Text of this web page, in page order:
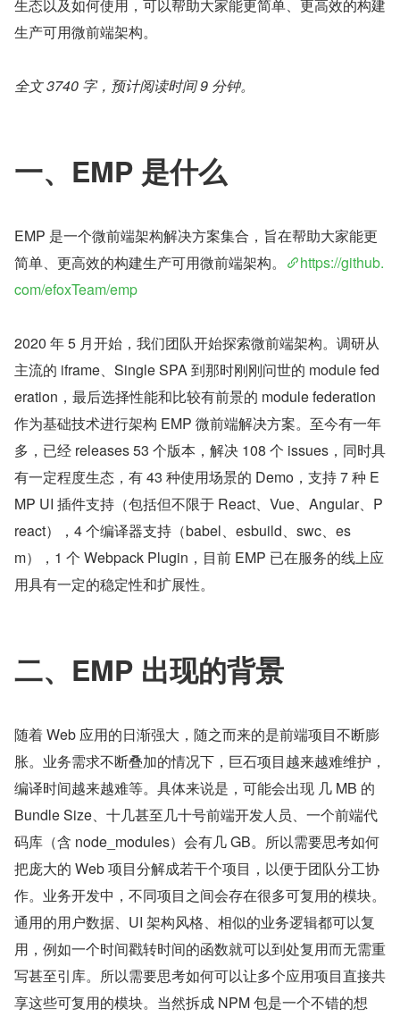
生态以及如何使用，可以帮助大家能更简单、更高效的构建
生产可用微前端架构。
全文 3740 字，预计阅读时间 9 分钟。
一、EMP 是什么
EMP 是一个微前端架构解决方案集合，旨在帮助大家能更
简单、更高效的构建生产可用微前端架构。
https://github.
com/efoxTeam/emp
2020 年 5 月开始，我们团队开始探索微前端架构。调研从
主流的 iframe、Single SPA 到那时刚刚问世的 module fed
eration，最后选择性能和比较有前景的 module federation
作为基础技术进行架构 EMP 微前端解决方案。至今有一年
多，已经 releases 53 个版本，解决 108 个 issues，同时具
有一定程度生态，有 43 种使用场景的 Demo，支持 7 种 E
MP UI 插件支持（包括但不限于 React、Vue、Angular、P
react），4 个编译器支持（babel、esbuild、swc、es
m），1 个 Webpack Plugin，目前 EMP 已在服务的线上应
用具有一定的稳定性和扩展性。
二、EMP 出现的背景
随着 Web 应用的日渐强大，随之而来的是前端项目不断膨
胀。业务需求不断叠加的情况下，巨石项目越来越难维护，
编译时间越来越难等。具体来说是，可能会出现 几 MB 的
Bundle Size、十几甚至几十号前端开发人员、一个前端代
码库（含 node_modules）会有几 GB。所以需要思考如何
把庞大的 Web 项目分解成若干个项目，以便于团队分工协
作。业务开发中，不同项目之间会存在很多可复用的模块。
通用的用户数据、UI 架构风格、相似的业务逻辑都可以复
用，例如一个时间戳转时间的函数就可以到处复用而无需重
写甚至引库。所以需要思考如何可以让多个应用项目直接共
享这些可复用的模块。当然拆成 NPM 包是一个不错的想